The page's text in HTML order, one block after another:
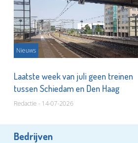
Nieuws
Laatste week van juli geen treinen
tussen Schiedam en Den Haag
Redactie - 14-07-2026
Bedrijven